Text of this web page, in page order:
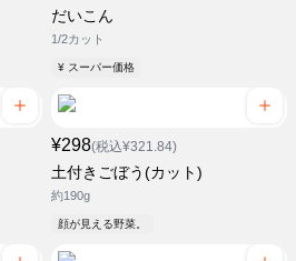
だいこん
1/2カット
¥ スーパー価格
¥298(税込¥321.84)
土付きごぼう(カット)
約190g
顔が見える野菜。